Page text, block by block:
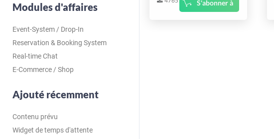
Modules d'affaires
Event-System / Drop-In
Reservation & Booking System
Real-time Chat
E-Commerce / Shop
Ajouté récemment
Contenu prévu
Widget de temps d'attente
S'abonner à